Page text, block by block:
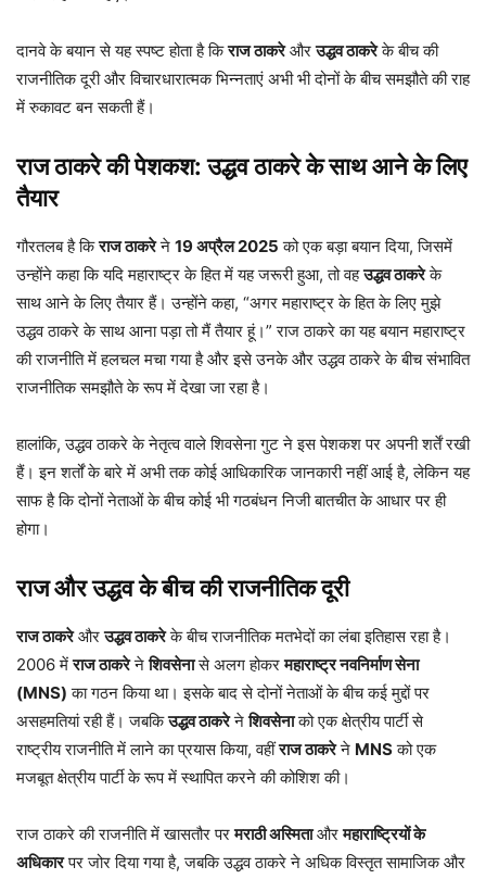
दानवे के बयान से यह स्पष्ट होता है किराज ठाकरेऔरउद्धव ठाकरेके बीच की
राजनीतिक दूरी और विचारधारात्मक भिन्नताएं अभी भी दोनों के बीच समझौते की राह
में रुकावट बन सकती हैं।
राज ठाकरे की पेशकश: उद्धव ठाकरे के साथ आने के लिए
तैयार
गौरतलब है किराज ठाकरेने 19 अप्रैल 2025 को एक बड़ा बयान दिया, जिसमें
उन्होंने कहा कि यदि महाराष्ट्र के हित में यह जरूरी हुआ, तो वहउद्धव ठाकरेके
साथ आने के लिए तैयार हैं। उन्होंने कहा, “अगर महाराष्ट्र के हित के लिए मुझे
उद्धव ठाकरे के साथ आना पड़ा तो मैं तैयार हूं।” राज ठाकरे का यह बयान महाराष्ट्र
की राजनीति में हलचल मचा गया है और इसे उनके और उद्धव ठाकरे के बीच संभावित
राजनीतिक समझौते के रूप में देखा जा रहा है।
हालांकि, उद्धव ठाकरे के नेतृत्व वाले शिवसेना गुट ने इस पेशकश पर अपनी शर्तें रखी
हैं। इन शर्तों के बारे में अभी तक कोई आधिकारिक जानकारी नहीं आई है, लेकिन यह
साफ है कि दोनों नेताओं के बीच कोई भी गठबंधन निजी बातचीत के आधार पर ही
होगा।
राज और उद्धव के बीच की राजनीतिक दूरी
राज ठाकरेऔरउद्धव ठाकरेके बीच राजनीतिक मतभेदों का लंबा इतिहास रहा है।
2006 मेंराज ठाकरेनेशिवसेनासे अलग होकरमहाराष्ट्र नवनिर्माण सेना
(MNS) का गठन किया था। इसके बाद से दोनों नेताओं के बीच कई मुद्दों पर
असहमतियां रही हैं। जबकिउद्धव ठाकरेनेशिवसेनाको एक क्षेत्रीय पार्टी से
राष्ट्रीय राजनीति में लाने का प्रयास किया, वहींराज ठाकरेने MNSको एक
मजबूत क्षेत्रीय पार्टी के रूप में स्थापित करने की कोशिश की।
राज ठाकरे की राजनीति में खासतौर परमराठी अस्मिताऔरमहाराष्ट्रियों के
अधिकारपर जोर दिया गया है, जबकि उद्धव ठाकरे ने अधिक विस्तृत सामाजिक और